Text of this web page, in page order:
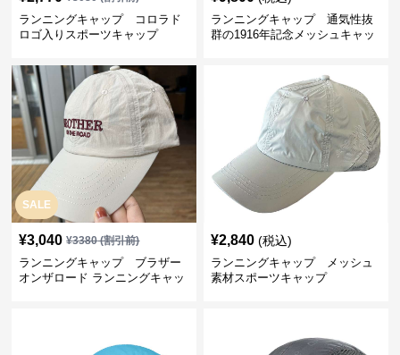
ランニングキャップ コロラド
ロゴ入りスポーツキャップ
ランニングキャップ 通気性抜
群の1916年記念メッシュキャッ
SALE
¥3,040 ¥3380(割引前)
ランニングキャップ ブラザー
オンザロード ランニングキャッ
¥2,840 (税込)
ランニングキャップ メッシュ
素材スポーツキャップ